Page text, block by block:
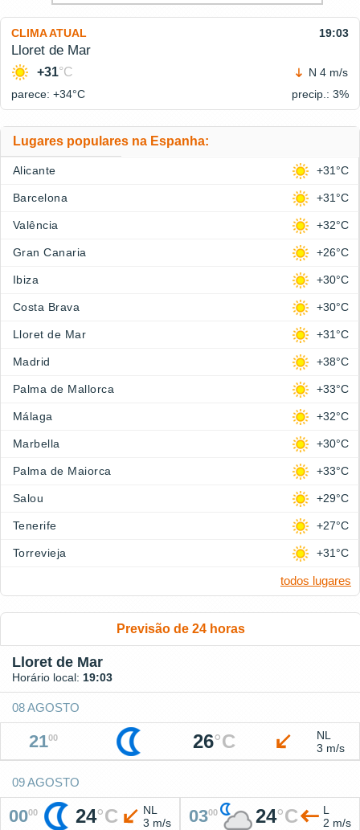
CLIMA ATUAL 19:03
Lloret de Mar
+31°C
N 4 m/s
parece: +34°C precip.: 3%
Lugares populares na Espanha:
Alicante +31°C
Barcelona +31°C
Valência +32°C
Gran Canaria +26°C
Ibiza +30°C
Costa Brava +30°C
Lloret de Mar +31°C
Madrid +38°C
Palma de Mallorca +33°C
Málaga +32°C
Marbella +30°C
Palma de Maiorca +33°C
Salou +29°C
Tenerife +27°C
Torrevieja +31°C
todos lugares
Previsão de 24 horas
Lloret de Mar
Horário local: 19:03
08 AGOSTO
2100 26°C
NL
3 m/s
09 AGOSTO
0000 24°C
NL
3 m/s
0300 24°C
L
2 m/s